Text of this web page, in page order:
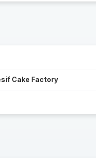
Cake Factory